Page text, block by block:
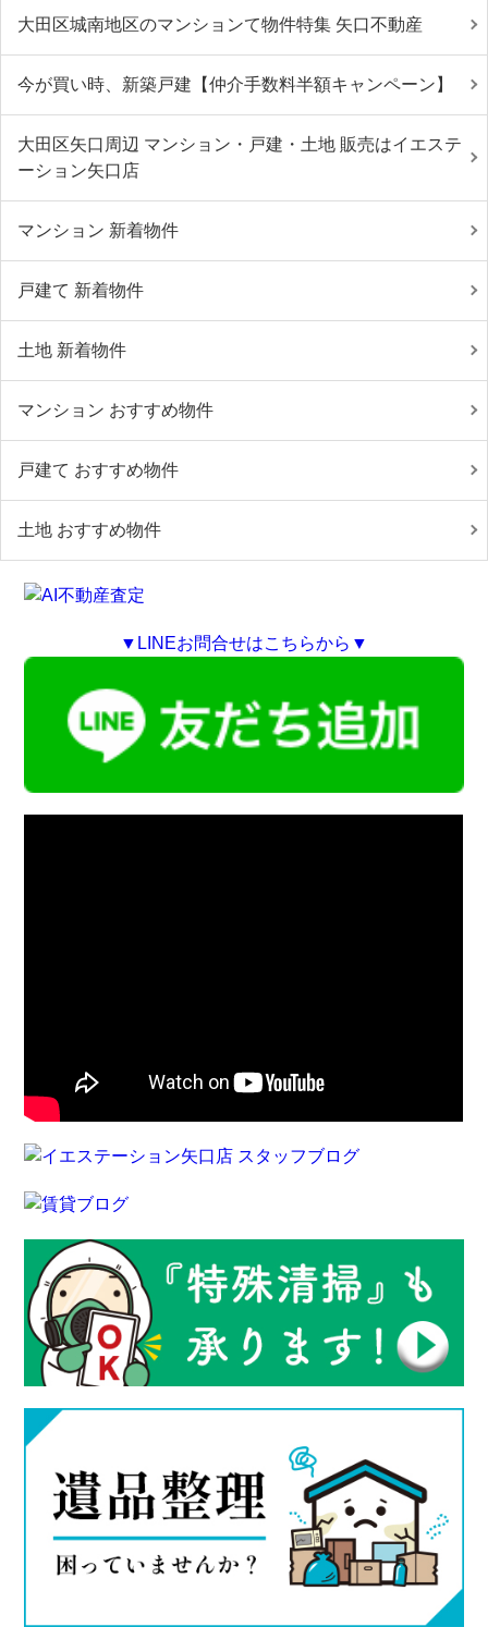
大田区城南地区のマンションて物件特集 矢口不動産
今が買い時、新築戸建【仲介手数料半額キャンペーン】
大田区矢口周辺 マンション・戸建・土地 販売はイエステ
ーション矢口店
マンション 新着物件
戸建て 新着物件
土地 新着物件
マンション おすすめ物件
戸建て おすすめ物件
土地 おすすめ物件
▼LINEお問合せはこちらから▼